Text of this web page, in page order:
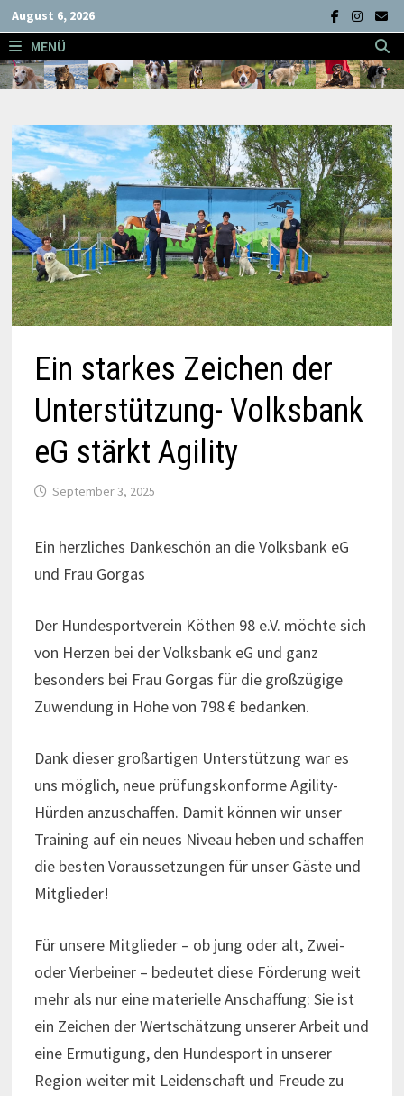
Zum
Inhalt
springen
August 6, 2026
MENÜ
Ein starkes Zeichen der
Unterstützung- Volksbank
eG stärkt Agility
September 3, 2025
Ein herzliches Dankeschön an die Volksbank eG
und Frau Gorgas
Der Hundesportverein Köthen 98 e.V. möchte sich
von Herzen bei der Volksbank eG und ganz
besonders bei Frau Gorgas für die großzügige
Zuwendung in Höhe von 798 € bedanken.
Dank dieser großartigen Unterstützung war es
uns möglich, neue prüfungskonforme Agility-
Hürden anzuschaffen. Damit können wir unser
Training auf ein neues Niveau heben und schaffen
die besten Voraussetzungen für unser Gäste und
Mitglieder!
Für unsere Mitglieder – ob jung oder alt, Zwei-
oder Vierbeiner – bedeutet diese Förderung weit
mehr als nur eine materielle Anschaffung: Sie ist
ein Zeichen der Wertschätzung unserer Arbeit und
eine Ermutigung, den Hundesport in unserer
Region weiter mit Leidenschaft und Freude zu